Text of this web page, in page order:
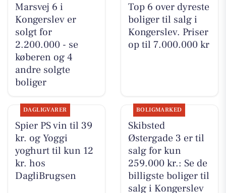
Marsvej 6 i
Kongerslev er
solgt for
2.200.000 - se
køberen og 4
andre solgte
boliger
Top 6 over dyreste
boliger til salg i
Kongerslev. Priser
op til 7.000.000 kr
DAGLIGVARER
Spier PS vin til 39
kr. og Yoggi
yoghurt til kun 12
kr. hos
DagliBrugsen
BOLIGMARKED
Skibsted
Østergade 3 er til
salg for kun
259.000 kr.: Se de
billigste boliger til
salg i Kongerslev